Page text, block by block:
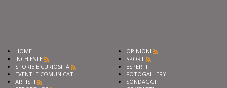
HOME
INCHIESTE
STORIE E CURIOSITÀ
EVENTI E COMUNICATI
ARTISTI
OPINIONI
SPORT
ESPERTI
FOTOGALLERY
SONDAGGI